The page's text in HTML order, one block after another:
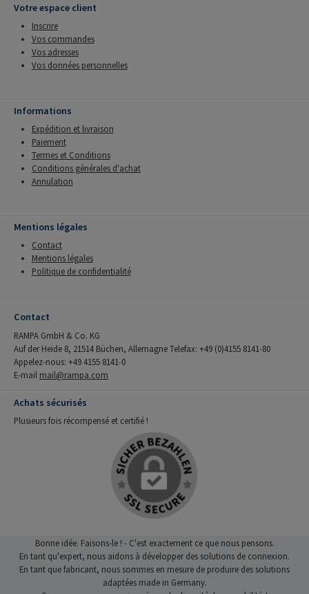
Votre espace client
Inscrire
Vos commandes
Vos adresses
Vos données personnelles
Informations
Expédition et livraison
Paiement
Termes et Conditions
Conditions générales d'achat
Annulation
Mentions légales
Contact
Mentions légales
Politique de confidentialité
Contact
RAMPA GmbH & Co. KG
Auf der Heide 8, 21514 Büchen, Allemagne Telefax: +49 (0)4155 8141-80
Appelez-nous: +49 4155 8141-0
E-mail mail@rampa.com
Achats sécurisés
Plusieurs fois récompensé et certifié !
Bonne idée. Faisons-le ! - C'est exactement ce que nous pensons.
En tant qu'expert, nous aidons à développer des solutions de connexion.
En tant que fabricant, nous sommes en mesure de produire des solutions
adaptées made in Germany.